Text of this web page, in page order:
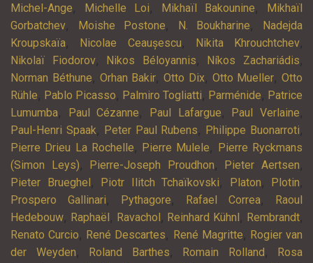
Michel-Ange, Michelle Loi, Mikhaïl Bakounine,
Mikhaïl
Gorbatchev, Moishe Postone, N. Boukharine,
Nadejda
Kroupskaïa, Nicolae Ceaușescu, Nikita Khrouchtchev,
Nikolaï Fiodorov, Nikos Béloyannis, Níkos Zachariádis,
Norman Béthune, Orhan Bakir, Otto Dix, Otto Mueller, Otto
Rühle, Pablo Picasso, Palmiro Togliatti, Parménide, Patrice
Lumumba, Paul Cézanne, Paul Lafargue, Paul Verlaine,
Paul-Henri Spaak, Peter Paul Rubens, Philippe Buonarroti,
Pierre Drieu La Rochelle, Pierre Mulele,
Pierre Ryckmans
(Simon Leys), Pierre-Joseph Proudhon, Pieter Aertsen,
Pieter Brueghel , Piotr Ilitch Tchaïkovski, Platon, Plotin,
Prospero Gallinari, Pythagore, Rafael Correa,
Raoul
Hedebouw, Raphaël , Ravachol , Reinhard Kühnl , Rembrandt,
Renato Curcio, René Descartes, René Magritte, Rogier van
der Weyden, Roland Barthes, Romain Rolland ,
Rosa